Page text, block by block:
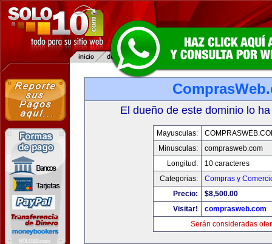
El dueño de este dominio lo
Mayusculas:
Minusculas:
comprasweb.com
Longitud:
10 caracteres
Categorias:
Compras y
Precio:
$8,500.00
Visitar!
comprasweb.com
Serán consideradas